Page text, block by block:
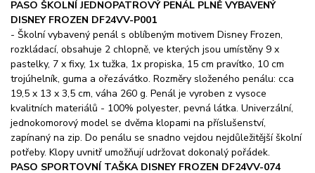
PASO ŠKOLNÍ JEDNOPATROVÝ PENÁL PLNĚ VYBAVENÝ
DISNEY FROZEN DF24VV-P001
- Školní vybavený penál s oblíbeným motivem Disney Frozen,
rozkládací, obsahuje 2 chlopně, ve kterých jsou umístěny 9 x
pastelky, 7 x fixy, 1x tužka, 1x propiska, 15 cm pravítko, 10 cm
trojúhelník, guma a ořezávátko. Rozměry složeného penálu: cca
19,5 x 13 x 3,5 cm, váha 260 g. Penál je vyroben z vysoce
kvalitních materiálů - 100% polyester, pevná látka. Univerzální,
jednokomorový model se dvěma klopami na příslušenství,
zapínaný na zip. Do penálu se snadno vejdou nejdůležitější školní
potřeby. Klopy uvnitř umožňují udržovat dokonalý pořádek.
PASO SPORTOVNÍ TAŠKA DISNEY FROZEN DF24VV-074